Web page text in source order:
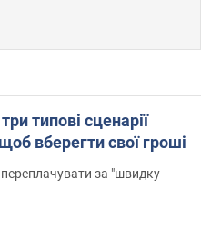
типові сценарії
вберегти свої гроші
за "швидку